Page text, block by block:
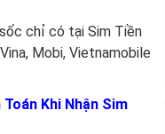
chỉ có tại Sim Tiền
Mobi, Vietnamobile
Toán Khi Nhận Sim